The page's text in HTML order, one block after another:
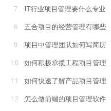
7
IT行业项目管理要什么专业
8
五合项目的经营管理有哪些
9
项目中管理团队如何写简历
10
如何积极承揽工程项目管理
11
如何快速了解产品项目管理
12
怎么做前端的项目管理软件